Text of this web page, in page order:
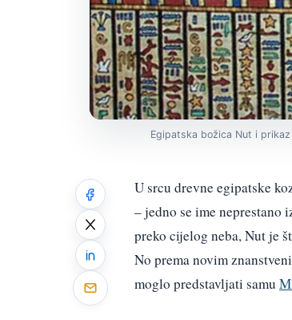
Egipatska božica Nut i
U srcu drevne egipatske
– jedno se ime neprestano
preko cijelog neba, Nut je
No prema novim
moglo predstavljati samu